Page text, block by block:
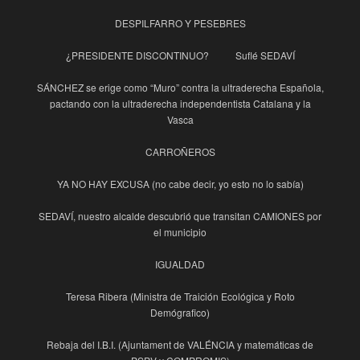
DESPILFARRO Y PESEBRES
¿PRESIDENTE DISCONTINUO? Suflé SEDAVÍ
SÁNCHEZ se erige como “Muro” contra la ultraderecha Española,
pactando con la ultraderecha independentista Catalana y la
Vasca
CARROÑEROS
YA NO HAY EXCUSA (no cabe decir, yo esto no lo sabía)
SEDAVÍ, nuestro alcalde descubrió que transitan CAMIONES por
el municipio
IGUALDAD
Teresa Ribera (Ministra de Traición Ecológica y Roto
Demógrafico)
Rebaja del I.B.I. (Ajuntament de VALÉNCIA y matemáticas de